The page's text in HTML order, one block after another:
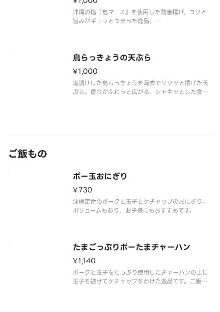
沖縄の塩『島マース』を使用した鶏唐揚げ。コクと
旨みがギュッとつまった逸品。
鳥らっきょうの天ぷら
¥1,000
塩漬けした島らっきょうを薄衣でサクッと揚げた天
ぷら。香りがふわっと広がる、シャキッとした食感
ご飯もの
ポー玉おにぎり
¥730
沖縄定番のポークと玉子とケチャップのおにぎり。
ボリュームもあり、お子様にもおすすめです。
たまごっぷりポーたまチャーハン
¥1,140
ポークと玉子をたっぷり使用したチャーハンの上に
玉子を被せてケチャップをかけた逸品です。ご飯も